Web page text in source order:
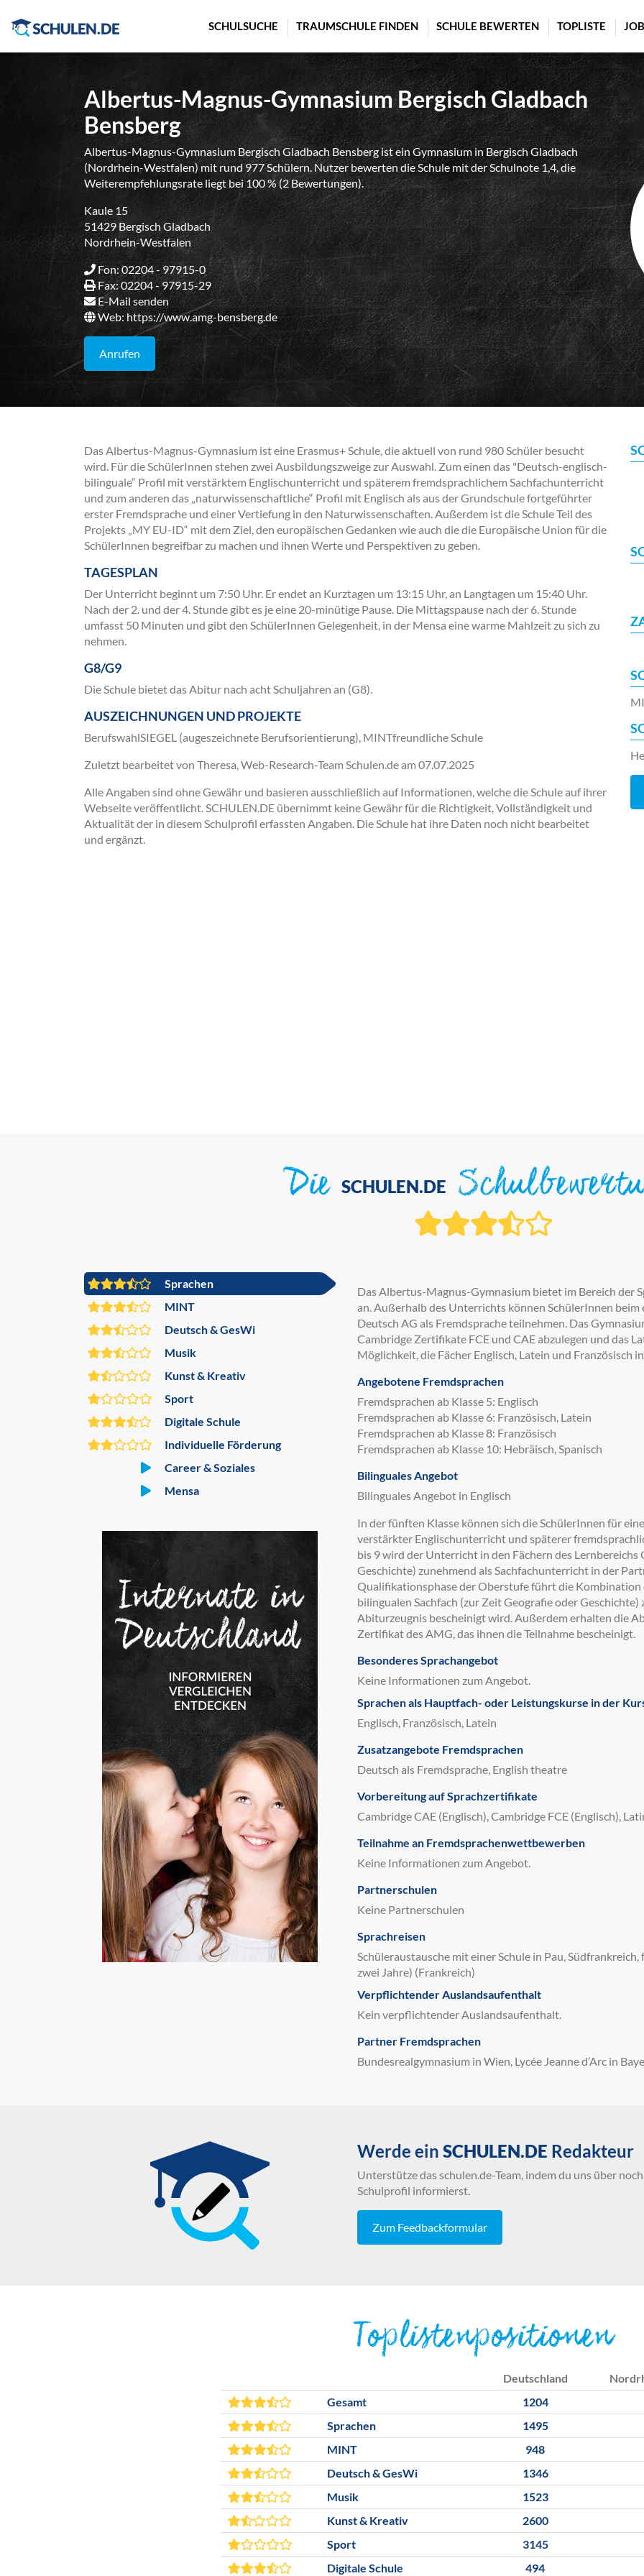
SCHULSUCHE TRAUMSCHULE FINDEN SCHULE BEWERTEN TOPLISTE
Albertus-Magnus-Gymnasium Bergisch Gladbach
Bensberg
Albertus-Magnus-Gymnasium Bergisch Gladbach Bensberg ist ein Gymnasium in Bergisch Gladbach
(Nordrhein-Westfalen) mit rund 977 Schülern. Nutzer bewerten die Schule mit der Schulnote 1,4, die
Weiterempfehlungsrate liegt bei 100 % (2 Bewertungen).
Kaule 15
51429 Bergisch Gladbach
Nordrhein-Westfalen
Fon: 02204 - 97915-0
Fax: 02204 - 97915-29
E-Mail senden
Web: https://www.amg-bensberg.de
Anrufen
Das Albertus-Magnus-Gymnasium ist eine Erasmus+ Schule, die aktuell von rund 980 Schüler besucht
wird. Für die SchülerInnen stehen zwei Ausbildungszweige zur Auswahl. Zum einen das "Deutsch-englisch-
bilinguale“ Profil mit verstärktem Englischunterricht und späterem fremdsprachlichem Sachfachunterricht
und zum anderen das „naturwissenschaftliche“ Profil mit Englisch als aus der Grundschule fortgeführter
erster Fremdsprache und einer Vertiefung in den Naturwissenschaften. Außerdem ist die Schule Teil des
Projekts „MY EU-ID“ mit dem Ziel, den europäischen Gedanken wie auch die die Europäische Union für die
SchülerInnen begreifbar zu machen und ihnen Werte und Perspektiven zu geben.
TAGESPLAN
Der Unterricht beginnt um 7:50 Uhr. Er endet an Kurztagen um 13:15 Uhr, an Langtagen um 15:40 Uhr.
Nach der 2. und der 4. Stunde gibt es je eine 20-minütige Pause. Die Mittagspause nach der 6. Stunde
umfasst 50 Minuten und gibt den SchülerInnen Gelegenheit, in der Mensa eine warme Mahlzeit zu sich zu
nehmen.
G8/G9
Die Schule bietet das Abitur nach acht Schuljahren an (G8).
AUSZEICHNUNGEN UND PROJEKTE
BerufswahlSIEGEL (augeszeichnete Berufsorientierung), MINTfreundliche Schule
Zuletzt bearbeitet von Theresa, Web-Research-Team Schulen.de am 07.07.2025
Alle Angaben sind ohne Gewähr und basieren ausschließlich auf Informationen, welche die Schule auf ihrer
Webseite veröffentlicht. SCHULEN.DE übernimmt keine Gewähr für die Richtigkeit, Vollständigkeit und
Aktualität der in diesem Schulprofil erfassten Angaben. Die Schule hat ihre Daten noch nicht bearbeitet
und ergänzt.
Die SCHULEN.DE
Sprachen
MINT
Deutsch & GesWi
Musik
Kunst & Kreativ
Sport
Digitale Schule
Individuelle Förderung
Career & Soziales
Mensa
Das Albertus-Magnus-Gymnasium bietet im Bereich der
an. Außerhalb des Unterrichts können SchülerInnen
Deutsch AG als Fremdsprache teilnehmen. Das
Cambridge Zertifikate FCE und CAE abzulegen und das
Möglichkeit, die Fächer Englisch, Latein und Französisch
Angebotene Fremdsprachen
Fremdsprachen ab Klasse 5: Englisch
Fremdsprachen ab Klasse 6: Französisch, Latein
Fremdsprachen ab Klasse 8: Französisch
Fremdsprachen ab Klasse 10: Hebräisch, Spanisch
Bilinguales Angebot
Bilinguales Angebot in Englisch
In der fünften Klasse können sich die SchülerInnen für
verstärkter Englischunterricht und späterer
bis 9 wird der Unterricht in den Fächern des
Geschichte) zunehmend als Sachfachunterricht in der
Qualifikationsphase der Oberstufe führt die Kombination
bilingualen Sachfach (zur Zeit Geografie oder
Abiturzeugnis bescheinigt wird. Außerdem erhalten die
Zertifikat des AMG, das ihnen die Teilnahme bescheinigt.
Besonderes Sprachangebot
Keine Informationen zum Angebot.
Sprachen als Hauptfach- oder Leistungskurse in der
Englisch, Französisch, Latein
Zusatzangebote Fremdsprachen
Deutsch als Fremdsprache, English theatre
Vorbereitung auf Sprachzertifikate
Cambridge CAE (Englisch), Cambridge FCE (Englisch),
Teilnahme an Fremdsprachenwettbewerben
Keine Informationen zum Angebot.
Partnerschulen
Keine Partnerschulen
Sprachreisen
Schüleraustausche mit einer Schule in Pau,
zwei Jahre) (Frankreich)
Verpflichtender Auslandsaufenthalt
Kein verpflichtender Auslandsaufenthalt.
Partner Fremdsprachen
Bundesrealgymnasium in Wien, Lycée Jeanne d’Arc in
Werde ein SCHULEN.DE Redakteur
Unterstütze das schulen.de-Team, indem du uns über
Schulprofil informierst.
Zum Feedbackformular
Toplistenpositionen
Deutschland
Gesamt
1204
Sprachen
1495
MINT
948
Deutsch & GesWi
1346
Musik
1523
Kunst & Kreativ
2600
Sport
3145
Digitale Schule
494